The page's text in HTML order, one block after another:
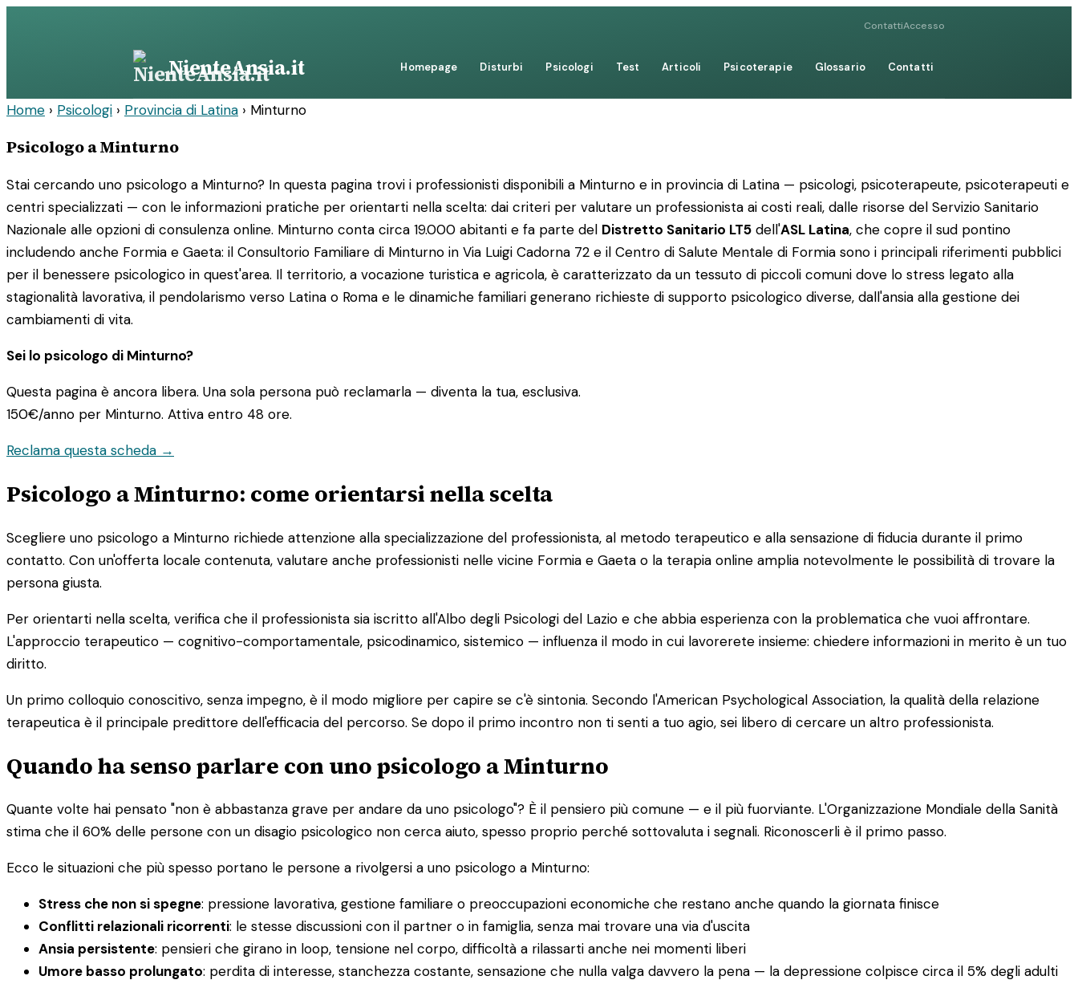
ContattiAccesso
NienteAnsia.it Homepage Disturbi Psicologi Test Articoli Psicoterapie Glossario Contatti
Home › Psicologi › Provincia di Latina › Minturno
Psicologo a Minturno
Stai cercando uno psicologo a Minturno? In questa pagina trovi i professionisti disponibili a Minturno e in provincia di Latina — psicologi, psicoterapeute, psicoterapeuti e
centri specializzati — con le informazioni pratiche per orientarti nella scelta: dai criteri per valutare un professionista ai costi reali, dalle risorse del Servizio Sanitario
Nazionale alle opzioni di consulenza online. Minturno conta circa 19.000 abitanti e fa parte del Distretto Sanitario LT5 dell'ASL Latina, che copre il sud pontino
includendo anche Formia e Gaeta: il Consultorio Familiare di Minturno in Via Luigi Cadorna 72 e il Centro di Salute Mentale di Formia sono i principali riferimenti pubblici
per il benessere psicologico in quest'area. Il territorio, a vocazione turistica e agricola, è caratterizzato da un tessuto di piccoli comuni dove lo stress legato alla
stagionalità lavorativa, il pendolarismo verso Latina o Roma e le dinamiche familiari generano richieste di supporto psicologico diverse, dall'ansia alla gestione dei
cambiamenti di vita.
Sei lo psicologo di Minturno?
Questa pagina è ancora libera. Una sola persona può reclamarla — diventa la tua, esclusiva.
150€/anno per Minturno. Attiva entro 48 ore.
Reclama questa scheda →
Psicologo a Minturno: come orientarsi nella scelta
Scegliere uno psicologo a Minturno richiede attenzione alla specializzazione del professionista, al metodo terapeutico e alla sensazione di fiducia durante il primo
contatto. Con un'offerta locale contenuta, valutare anche professionisti nelle vicine Formia e Gaeta o la terapia online amplia notevolmente le possibilità di trovare la
persona giusta.
Per orientarti nella scelta, verifica che il professionista sia iscritto all'Albo degli Psicologi del Lazio e che abbia esperienza con la problematica che vuoi affrontare.
L'approccio terapeutico — cognitivo-comportamentale, psicodinamico, sistemico — influenza il modo in cui lavorerete insieme: chiedere informazioni in merito è un tuo
diritto.
Un primo colloquio conoscitivo, senza impegno, è il modo migliore per capire se c'è sintonia. Secondo l'American Psychological Association, la qualità della relazione
terapeutica è il principale predittore dell'efficacia del percorso. Se dopo il primo incontro non ti senti a tuo agio, sei libero di cercare un altro professionista.
Quando ha senso parlare con uno psicologo a Minturno
Quante volte hai pensato "non è abbastanza grave per andare da uno psicologo"? È il pensiero più comune — e il più fuorviante. L'Organizzazione Mondiale della Sanità
stima che il 60% delle persone con un disagio psicologico non cerca aiuto, spesso proprio perché sottovaluta i segnali. Riconoscerli è il primo passo.
Ecco le situazioni che più spesso portano le persone a rivolgersi a uno psicologo a Minturno:
Stress che non si spegne: pressione lavorativa, gestione familiare o preoccupazioni economiche che restano anche quando la giornata finisce
Conflitti relazionali ricorrenti: le stesse discussioni con il partner o in famiglia, senza mai trovare una via d'uscita
Ansia persistente: pensieri che girano in loop, tensione nel corpo, difficoltà a rilassarti anche nei momenti liberi
Umore basso prolungato: perdita di interesse, stanchezza costante, sensazione che nulla valga davvero la pena — la depressione colpisce circa il 5% degli adulti